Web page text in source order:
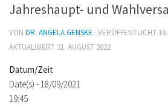
Jahreshaupt- und
VON DR. ANGELA GENSKE · VERÖFFENTLICHT
AKTUALISIERT 31. AUGUST 2022
Datum/Zeit
Date(s) - 18/09/2021
19:45